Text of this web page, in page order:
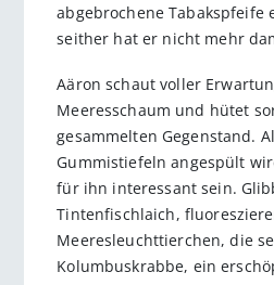
abgebrochene Tabakspfeife
seither hat er nicht mehr
Aäron schaut voller
Meeresschaum und hütet
gesammelten Gegenstand.
Gummistiefeln angespült
für ihn interessant sein.
Tintenfischlaich,
Meeresleuchttierchen, die
Kolumbuskrabbe, ein